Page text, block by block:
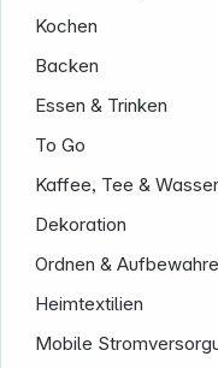
Kochen
Backen
Essen & Trinken
To Go
Kaffee, Tee & Wasser
Dekoration
Ordnen &
Heimtextilien
Mobile